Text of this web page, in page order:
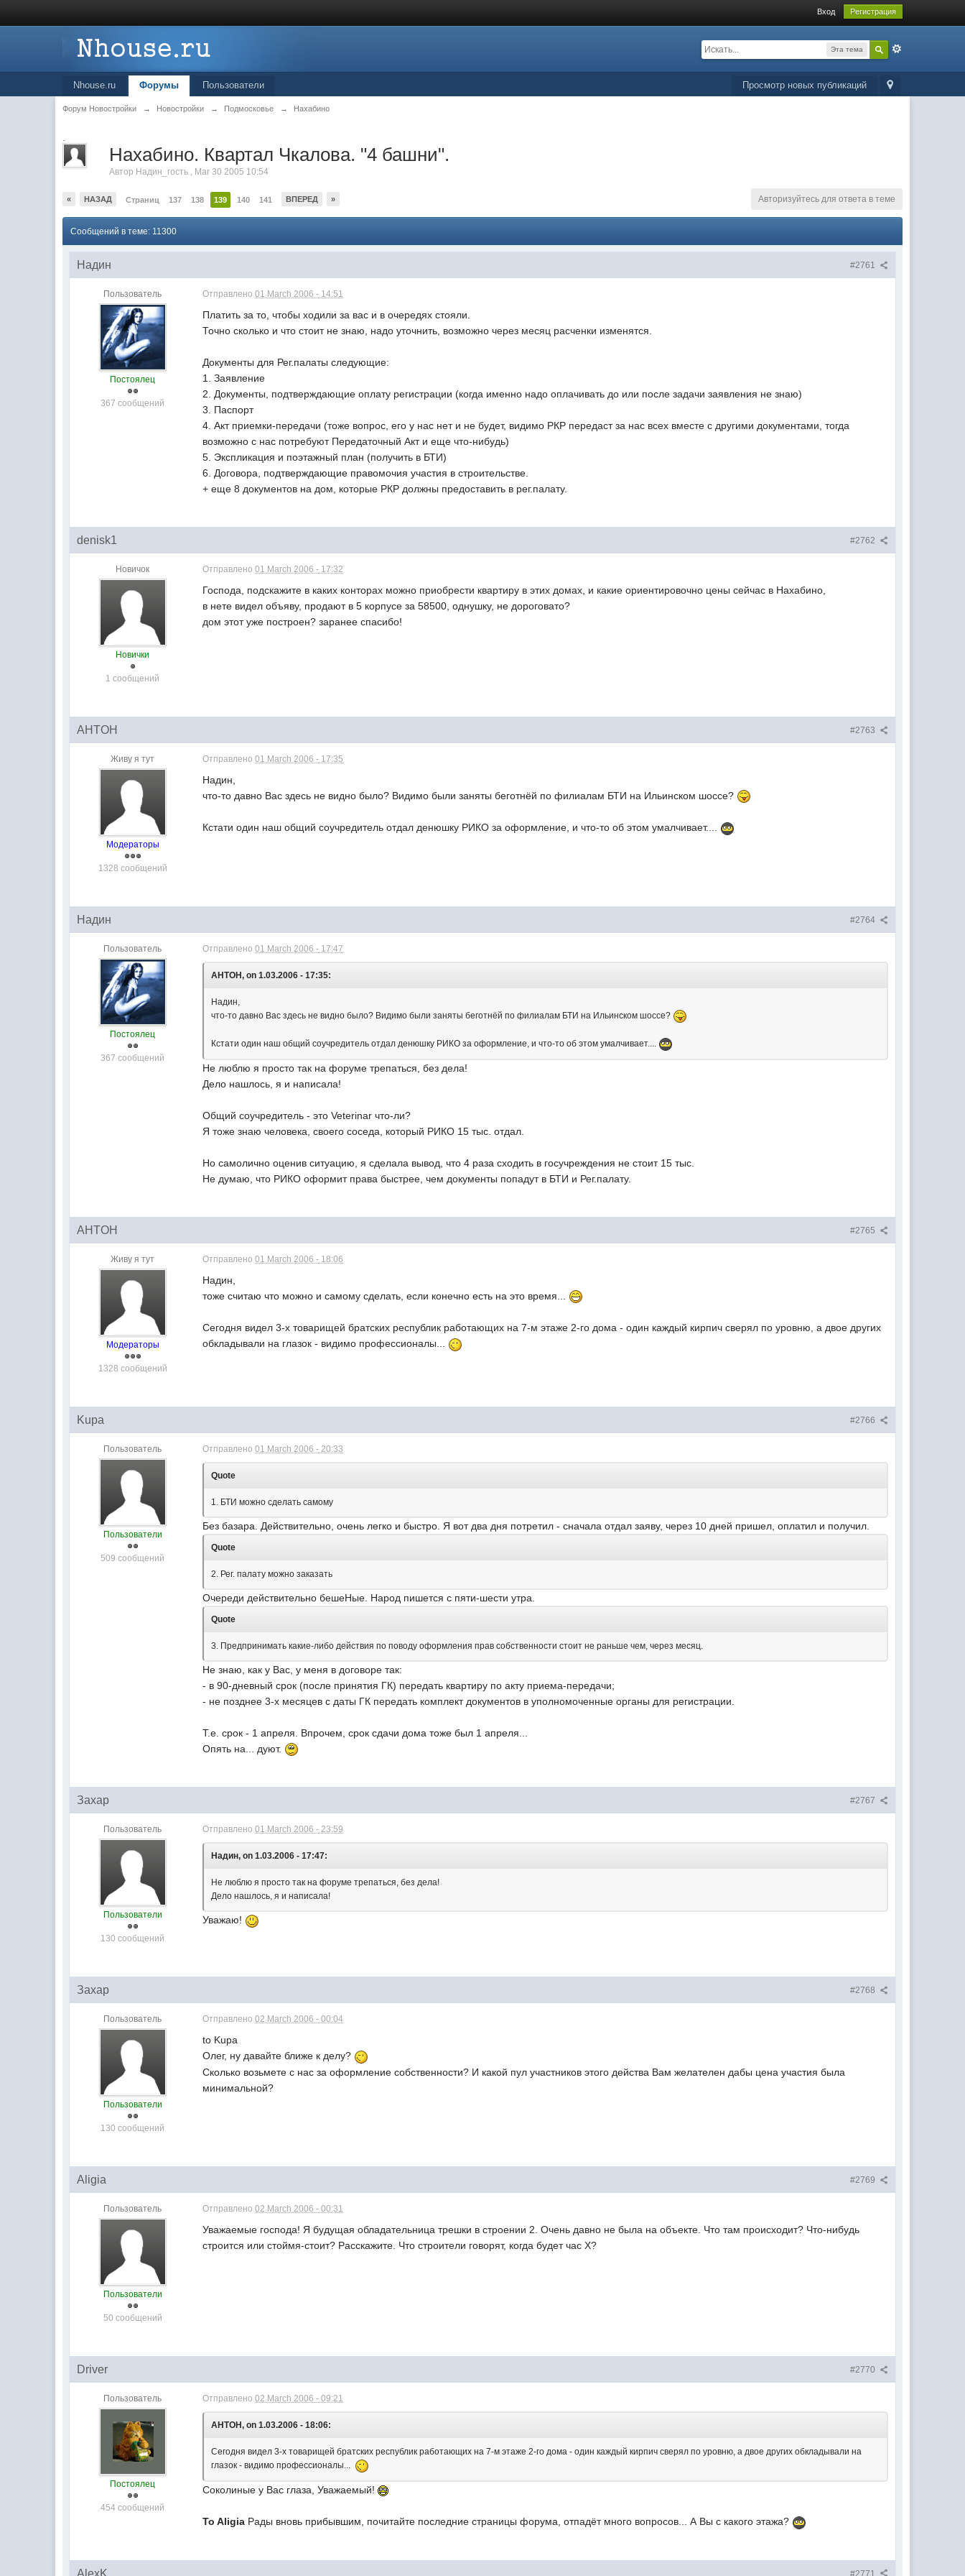
Вход Регистрация
Эта тема
Просмотр новых публикаций
Nhouse.ru Форумы Пользователи
Форум Новостройки → Новостройки → Подмосковье → Нахабино
.
Нахабино. Квартал Чкалова. "4 башни".
Автор Надин_гость , Mar 30 2005 10:54
« НАЗАД Страниц 137 138 139 140 141 ВПЕРЕД » Авторизуйтесь для ответа в теме
Сообщений в теме: 11300
#2761
Надин
Пользователь
Постоялец
367 сообщений
Отправлено01 March 2006 - 14:51
Платить за то, чтобы ходили за вас и в очередях стояли.
Точно сколько и что стоит не знаю, надо уточнить, возможно через месяц расченки изменятся.
Документы для Рег.палаты следующие:
1. Заявление
2. Документы, подтверждающие оплату регистрации (когда именно надо оплачивать до или после задачи заявления не знаю)
3. Паспорт
4. Акт приемки-передачи (тоже вопрос, его у нас нет и не будет, видимо РКР передаст за нас всех вместе с другими документами, тогда
возможно с нас потребуют Передаточный Акт и еще что-нибудь)
5. Экспликация и поэтажный план (получить в БТИ)
6. Договора, подтверждающие правомочия участия в строительстве.
+ еще 8 документов на дом, которые РКР должны предоставить в рег.палату.
#2762
denisk1
Новичок
Новички
1 сообщений
Отправлено01 March 2006 - 17:32
Господа, подскажите в каких конторах можно приобрести квартиру в этих домах, и какие ориентировочно цены сейчас в Нахабино,
в нете видел объяву, продают в 5 корпусе за 58500, однушку, не дороговато?
дом этот уже построен? заранее спасибо!
#2763
AHTOH
Живу я тут
Модераторы
1328 сообщений
Отправлено01 March 2006 - 17:35
Надин,
что-то давно Вас здесь не видно было? Видимо были заняты беготнёй по филиалам БТИ на Ильинском шоссе?
Кстати один наш общий соучредитель отдал денюшку РИКО за оформление, и что-то об этом умалчивает....
#2764
Надин
Пользователь
Постоялец
367 сообщений
Отправлено01 March 2006 - 17:47
AHTOH, on 1.03.2006 - 17:35:
Надин,
что-то давно Вас здесь не видно было? Видимо были заняты беготнёй по филиалам БТИ на Ильинском шоссе?
Кстати один наш общий соучредитель отдал денюшку РИКО за оформление, и что-то об этом умалчивает....
Не люблю я просто так на форуме трепаться, без дела!
Дело нашлось, я и написала!
Общий соучредитель - это Veterinar что-ли?
Я тоже знаю человека, своего соседа, который РИКО 15 тыс. отдал.
Но самолично оценив ситуацию, я сделала вывод, что 4 раза сходить в госучреждения не стоит 15 тыс.
Не думаю, что РИКО оформит права быстрее, чем документы попадут в БТИ и Рег.палату.
#2765
AHTOH
Живу я тут
Модераторы
1328 сообщений
Отправлено01 March 2006 - 18:06
Надин,
тоже считаю что можно и самому сделать, если конечно есть на это время...
Сегодня видел 3-х товарищей братских республик работающих на 7-м этаже 2-го дома - один каждый кирпич сверял по уровню, а двое других
обкладывали на глазок - видимо профессионалы...
#2766
Kupa
Пользователь
Пользователи
509 сообщений
Отправлено01 March 2006 - 20:33
Quote
1. БТИ можно сделать самому
Без базара. Действительно, очень легко и быстро. Я вот два дня потретил - сначала отдал заяву, через 10 дней пришел, оплатил и получил.
Quote
2. Рег. палату можно заказать
Очереди действительно бешеНые. Народ пишется с пяти-шести утра.
Quote
3. Предпринимать какие-либо действия по поводу оформления прав собственности стоит не раньше чем, через месяц.
Не знаю, как у Вас, у меня в договоре так:
- в 90-дневный срок (после принятия ГК) передать квартиру по акту приема-передачи;
- не позднее 3-х месяцев с даты ГК передать комплект документов в уполномоченные органы для регистрации.
Т.е. срок - 1 апреля. Впрочем, срок сдачи дома тоже был 1 апреля...
Опять на... дуют.
#2767
Захар
Пользователь
Пользователи
130 сообщений
Отправлено01 March 2006 - 23:59
Надин, on 1.03.2006 - 17:47:
Не люблю я просто так на форуме трепаться, без дела!
Дело нашлось, я и написала!
Уважаю!
#2768
Захар
Пользователь
Пользователи
130 сообщений
Отправлено02 March 2006 - 00:04
to Kupa
Олег, ну давайте ближе к делу?
Сколько возьмете с нас за оформление собственности? И какой пул участников этого действа Вам желателен дабы цена участия была
минимальной?
#2769
Aligia
Пользователь
Пользователи
50 сообщений
Отправлено02 March 2006 - 00:31
Уважаемые господа! Я будущая обладательница трешки в строении 2. Очень давно не была на объекте. Что там происходит? Что-нибудь
строится или стоймя-стоит? Расскажите. Что строители говорят, когда будет час Х?
#2770
Driver
Пользователь
Постоялец
454 сообщений
Отправлено02 March 2006 - 09:21
AHTOH, on 1.03.2006 - 18:06:
Сегодня видел 3-х товарищей братских республик работающих на 7-м этаже 2-го дома - один каждый кирпич сверял по уровню, а двое других обкладывали на
глазок - видимо профессионалы...
Соколиные у Вас глаза, Уважаемый!
To Aligia Рады вновь прибывшим, почитайте последние страницы форума, отпадёт много вопросов... А Вы с какого этажа?
#2771
AlexK